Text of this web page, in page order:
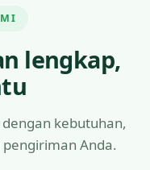
lengkap,
kebutuhan,
Anda.